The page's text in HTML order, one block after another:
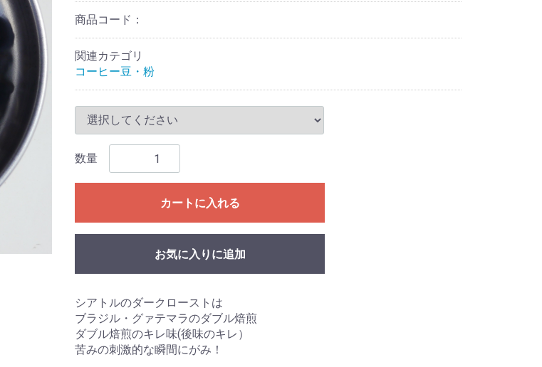
商品コード：
関連カテゴリ
コーヒー豆・粉
数量
カートに入れる
お気に入りに追加
シアトルのダークローストは
ブラジル・グァテマラのダブル焙煎
ダブル焙煎のキレ味(後味のキレ）
苦みの刺激的な瞬間にがみ！